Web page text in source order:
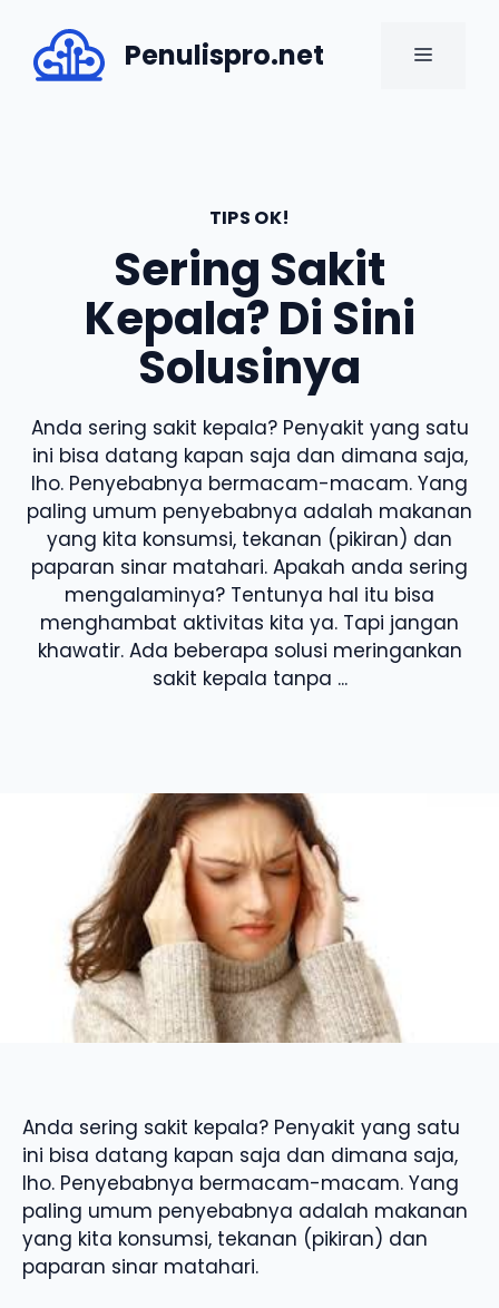
content
Penulispro.net MENU
TIPS OK!
Sering Sakit
Kepala? Di Sini
Solusinya
Anda sering sakit kepala? Penyakit yang satu
ini bisa datang kapan saja dan dimana saja,
lho. Penyebabnya bermacam-macam. Yang
paling umum penyebabnya adalah makanan
yang kita konsumsi, tekanan (pikiran) dan
paparan sinar matahari. Apakah anda sering
mengalaminya? Tentunya hal itu bisa
menghambat aktivitas kita ya. Tapi jangan
khawatir. Ada beberapa solusi meringankan
sakit kepala tanpa ...
Anda sering sakit kepala? Penyakit yang satu
ini bisa datang kapan saja dan dimana saja,
lho. Penyebabnya bermacam-macam. Yang
paling umum penyebabnya adalah makanan
yang kita konsumsi, tekanan (pikiran) dan
paparan sinar matahari.